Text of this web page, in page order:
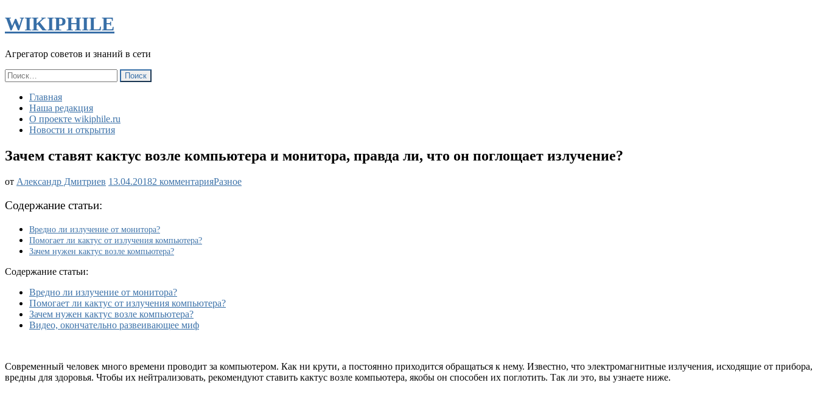
WIKIPHILE
Агрегатор советов и знаний в сети
Найти:
Главная
Наша редакция
О проекте wikiphile.ru
Новости и открытия
Зачем ставят кактус возле компьютера и монитора, правда ли, что он поглощает излучение?
от Александр Дмитриев 13.04.20182 комментарияк
что
Разное
Содержание статьи:
Вредно ли излучение от монитора?
Помогает ли кактус от излучения компьютера?
Зачем нужен кактус возле компьютера?
Cодержание статьи:
Вредно ли излучение от монитора?
Помогает ли кактус от излучения компьютера?
Зачем нужен кактус возле компьютера?
Видео, окончательно развеивающее миф
Современный человек много времени проводит за компьютером. Как ни крути, а постоянно приходится обращаться к нему. Известно, что электромагнитные излучения, исходящие от прибора,
вредны для здоровья. Чтобы их нейтрализовать, рекомендуют ставить кактус возле компьютера, якобы он способен их поглотить. Так ли это, вы узнаете ниже.